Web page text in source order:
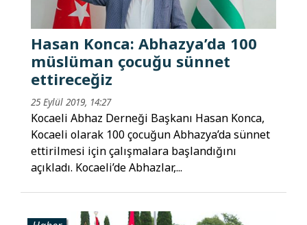
Hasan Konca: Abhazya’da 100
müslüman çocuğu sünnet
ettireceğiz
25 Eylül 2019, 14:27
Kocaeli Abhaz Derneği Başkanı Hasan Konca,
Kocaeli olarak 100 çocuğun Abhazya’da sünnet
ettirilmesi için çalışmalara başlandığını
açıkladı. Kocaeli’de Abhazlar,...